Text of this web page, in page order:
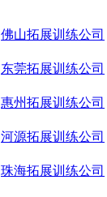
佛山拓展训练公司
东莞拓展训练公司
惠州拓展训练公司
河源拓展训练公司
珠海拓展训练公司